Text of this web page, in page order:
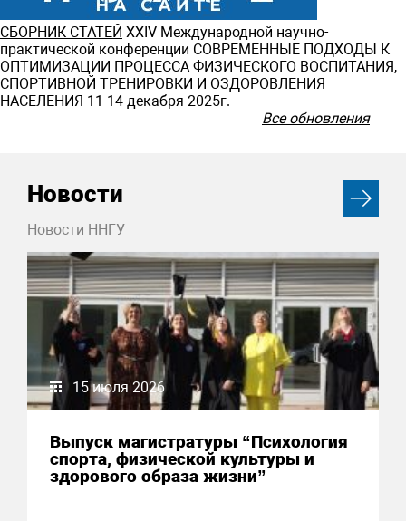
СБОРНИК СТАТЕЙ ХXIV Международной научно-
практической конференции СОВРЕМЕННЫЕ ПОДХОДЫ К
ОПТИМИЗАЦИИ ПРОЦЕССА ФИЗИЧЕСКОГО ВОСПИТАНИЯ,
СПОРТИВНОЙ ТРЕНИРОВКИ И ОЗДОРОВЛЕНИЯ
НАСЕЛЕНИЯ 11-14 декабря 2025г.
Все обновления
Новости
Новости ННГУ
15 июля 2026
Выпуск магистратуры “Психология
спорта, физической культуры и
здорового образа жизни”